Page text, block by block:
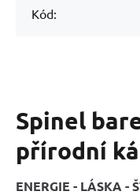
Kód:
Spinel
přírodní
ENERGIE - LÁSKA -